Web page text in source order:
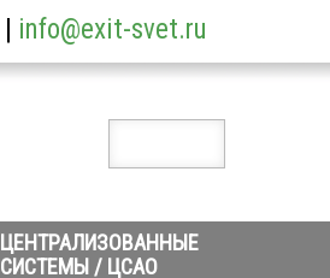
info@exit-svet.ru
ЦЕНТРАЛИЗОВАННЫЕ
СИСТЕМЫ / ЦСАО